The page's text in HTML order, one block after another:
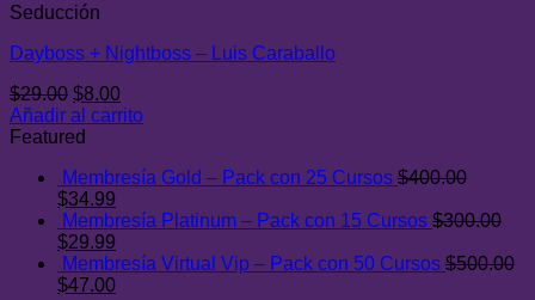
Seducción
Dayboss + Nightboss – Luis Caraballo
$29.00 El
precio
original
$29.00.
$8.00El
precio
$8.00.
Añadir al carrito
Featured
Membresía Gold – Pack con 25 Cursos $400.00
El
precio
original
era:
$400.00.
$34.99
precio
es:
$34.99.
Membresía Platinum – Pack con 15 Cursos $300.00
El
precio
original
$29.99
precio
actual
Membresía Virtual Vip – Pack con 50 Cursos $500.00
El
$47.00El